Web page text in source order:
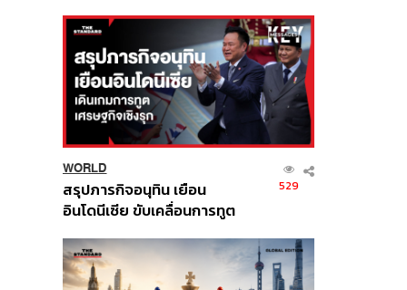
WORLD
สรุปภารกิจอนุทิน เยือน
อินโดนีเซีย ขับเคลื่อนการทูต
ส่วนยุทธศาสตร์ไทย –
อินโดนีเซีย
529